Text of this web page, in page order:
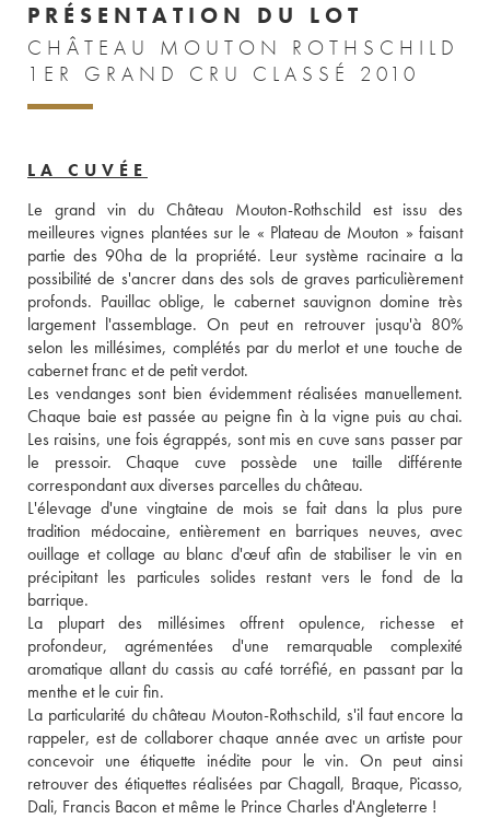
PRÉSENTATION DU LOT
CHÂTEAU MOUTON ROTHSCHILD
1ER GRAND CRU CLASSÉ 2010
LA CUVÉE
Le grand vin du Château Mouton-Rothschild est issu des
meilleures vignes plantées sur le « Plateau de Mouton » faisant
partie des 90ha de la propriété. Leur système racinaire a la
possibilité de s'ancrer dans des sols de graves particulièrement
profonds. Pauillac oblige, le cabernet sauvignon domine très
largement l'assemblage. On peut en retrouver jusqu'à 80%
selon les millésimes, complétés par du merlot et une touche de
cabernet franc et de petit verdot.
Les vendanges sont bien évidemment réalisées manuellement.
Chaque baie est passée au peigne fin à la vigne puis au chai.
Les raisins, une fois égrappés, sont mis en cuve sans passer par
le pressoir. Chaque cuve possède une taille différente
correspondant aux diverses parcelles du château.
L'élevage d'une vingtaine de mois se fait dans la plus pure
tradition médocaine, entièrement en barriques neuves, avec
ouillage et collage au blanc d'œuf afin de stabiliser le vin en
précipitant les particules solides restant vers le fond de la
barrique.
La plupart des millésimes offrent opulence, richesse et
profondeur, agrémentées d'une remarquable complexité
aromatique allant du cassis au café torréfié, en passant par la
menthe et le cuir fin.
La particularité du château Mouton-Rothschild, s'il faut encore la
rappeler, est de collaborer chaque année avec un artiste pour
concevoir une étiquette inédite pour le vin. On peut ainsi
retrouver des étiquettes réalisées par Chagall, Braque, Picasso,
Dali, Francis Bacon et même le Prince Charles d'Angleterre !